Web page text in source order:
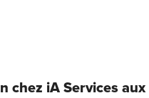
chez iA Services aux